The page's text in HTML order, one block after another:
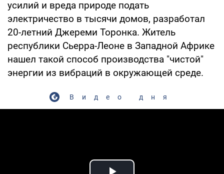
усилий и вреда природе подать
электричество в тысячи домов, разработал
20-летний Джереми Торонка. Житель
республики Сьерра-Леоне в Западной Африке
нашел такой способ производства "чистой"
энергии из вибраций в окружающей среде.
Видео дня